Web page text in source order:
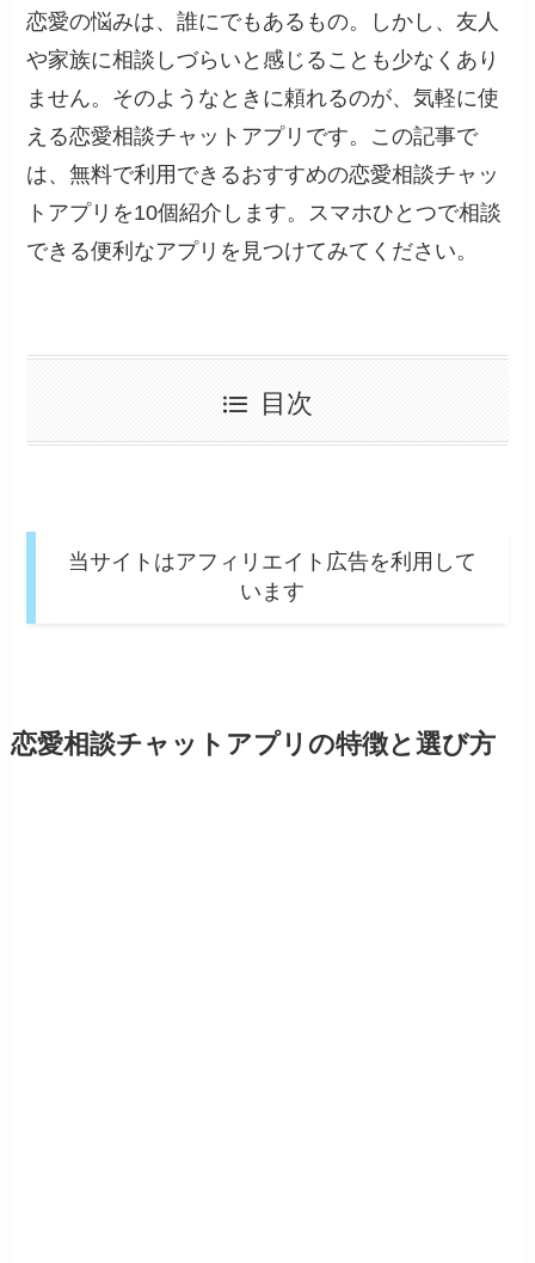
恋愛の悩みは、誰にでもあるもの。しかし、友人
や家族に相談しづらいと感じることも少なくあり
ません。そのようなときに頼れるのが、気軽に使
える恋愛相談チャットアプリです。この記事で
は、無料で利用できるおすすめの恋愛相談チャッ
トアプリを10個紹介します。スマホひとつで相談
できる便利なアプリを見つけてみてください。
目次
当サイトはアフィリエイト広告を利用して
います
恋愛相談チャットアプリの特徴と選び方